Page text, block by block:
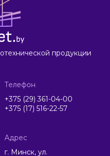
продукции
Телефон
+375 (29) 361-04-00
+375 (17) 516-22-57
Адрес
г. Минск, ул.